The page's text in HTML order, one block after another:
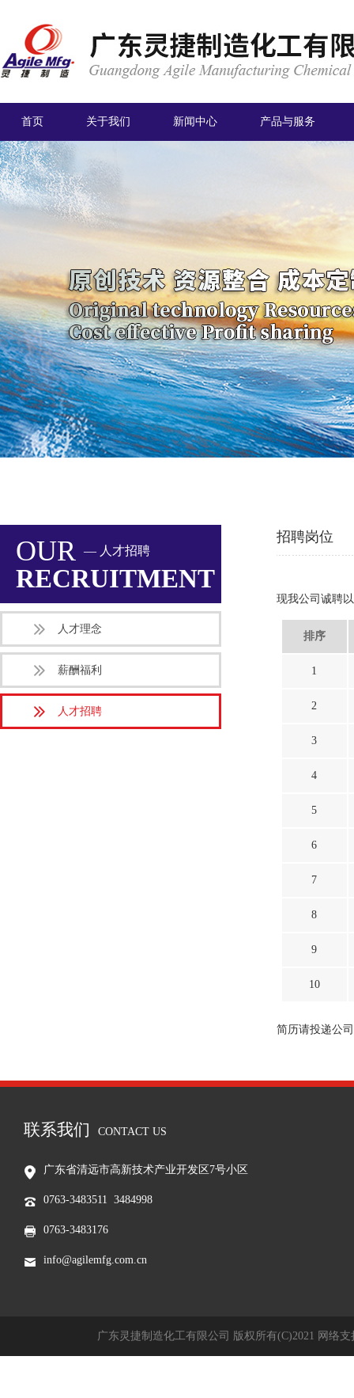
首页 关于我们 新闻中心 产品与服务
OUR — 人才招聘
RECRUITMENT
人才理念
薪酬福利
人才招聘
招聘岗位
现我公司诚聘
排序
1
2
3
4
5
6
7
8
9
10
简历请投递公
联系我们 CONTACT US
广东省清远市高新技术产业开发区7号小区
0763-3483511 3484998
0763-3483176
info@agilemfg.com.cn
广东灵捷制造化工有限公司 版权所有(C)2021 网络支